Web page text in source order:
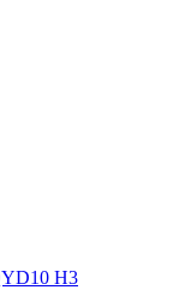
H3